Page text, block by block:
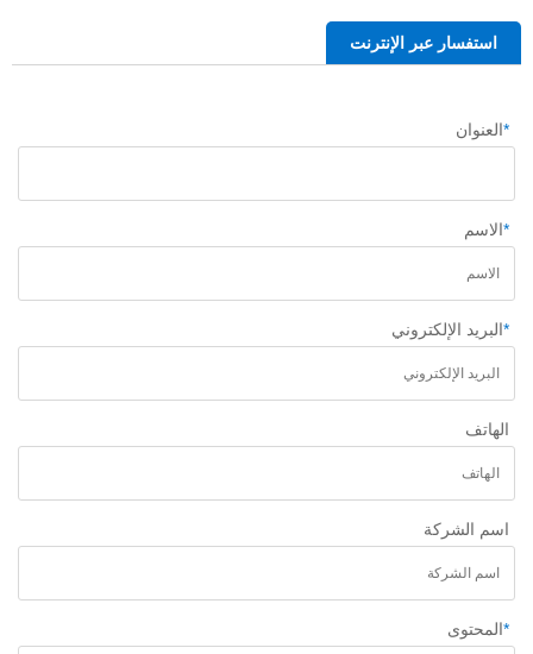
استفسار عبر الإنترنت
*العنوان
*الاسم
*البريد الإلكتروني
الهاتف
اسم الشركة
*المحتوى